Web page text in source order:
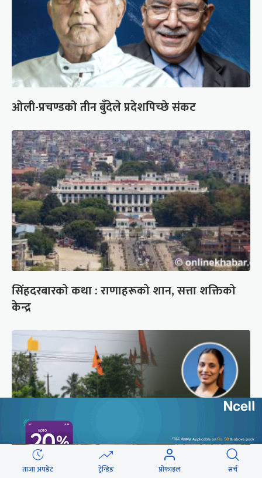
ओली-प्रचण्डको तीन बुँदेले प्रदेशपिच्छे संकट
सिंहदरबारको कथा : राणाहरूको शान, सत्ता शक्तिको
केन्द्र
ताजा अपडेट ट्रेन्डिङ प्रोफाइल सर्च